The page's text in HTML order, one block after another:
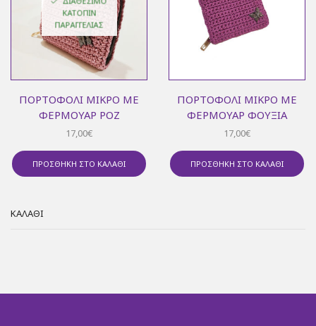
ΚΑΤΌΠΙΝ
ΠΑΡΑΓΓΕΛΊΑΣ
ΠΟΡΤΟΦΌΛΙ ΜΙΚΡΌ ΜΕ
ΦΕΡΜΟΥΆΡ ΡΟΖ
17,00€
ΠΡΟΣΘΉΚΗ ΣΤΟ ΚΑΛΆΘΙ
ΠΟΡΤΟΦΌΛΙ ΜΙΚΡΌ ΜΕ
ΦΕΡΜΟΥΆΡ ΦΟΎΞΙΑ
17,00€
ΠΡΟΣΘΉΚΗ ΣΤΟ ΚΑΛΆΘΙ
ΚΑΛΆΘΙ